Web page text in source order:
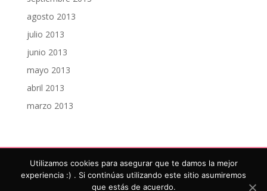
agosto 2013
julio 2013
junio 2013
mayo 2013
abril 2013
marzo 2013
Maquillaje de Gala.com, todos los derechos
Utilizamos cookies para asegurar que te damos la mejor
experiencia :) . Si continúas utilizando este sitio asumiremos
que estás de acuerdo.